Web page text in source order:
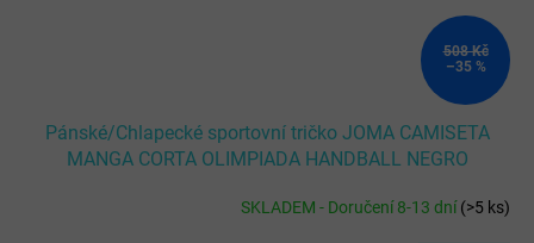
508 Kč
–35 %
Pánské/Chlapecké sportovní tričko JOMA CAMISETA
MANGA CORTA OLIMPIADA HANDBALL NEGRO
SKLADEM - Doručení 8-13 dní(>5 ks)